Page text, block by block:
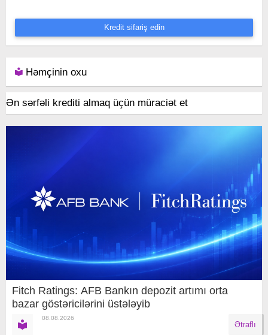
Kredit sifariş edin
Həmçinin oxu
Ən sərfəli krediti almaq üçün müraciət et
Fitch Ratings: AFB Bankın depozit artımı orta
bazar göstəricilərini üstələyib
08.08.2026
Ətraflı